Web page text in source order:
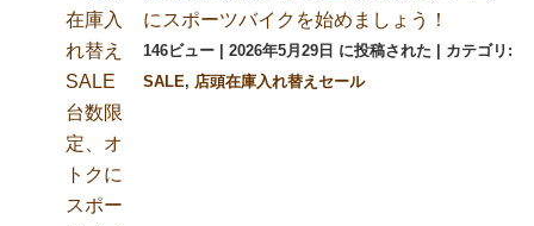
にスポーツバイクを始めましょう！
146ビュー 2026年5月29日 に投稿された
カテゴリ:
SALE, 店頭在庫入れ替えセール